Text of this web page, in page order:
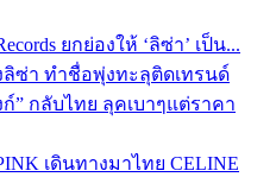
ยกย่องให้ ‘ลิซ่า’ เป็น...
ซ่า ทำชื่อพุ่งทะลุติดเทรนด์
” กลับไทย ลุคเบาๆแต่ราคา
เดินทางมาไทย CELINE